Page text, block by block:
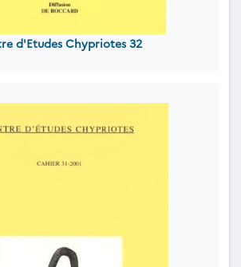
d'Etudes Chypriotes 32